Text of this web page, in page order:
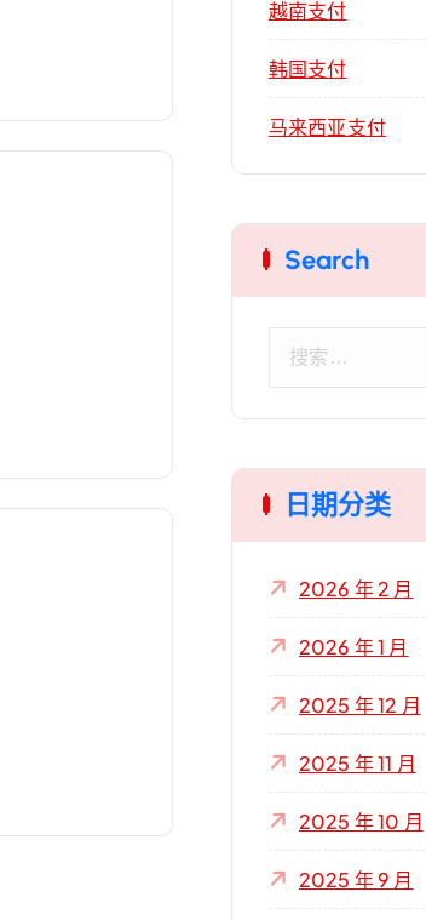
越南支付
韩国支付
马来西亚支付
Search
日期分类
2026 年 2 月
2026 年 1 月
2025 年 12 月
2025 年 11 月
2025 年 10 月
2025 年 9 月